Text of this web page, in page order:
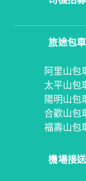
旅途包車
阿里山包
太平山包
陽明山包
合歡山包
福壽山包
機場接送